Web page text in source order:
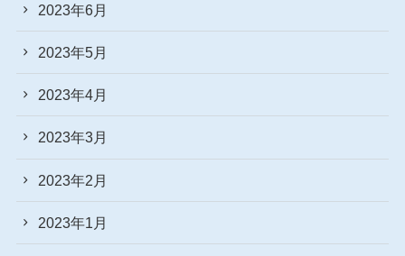
2023年6月
2023年5月
2023年4月
2023年3月
2023年2月
2023年1月